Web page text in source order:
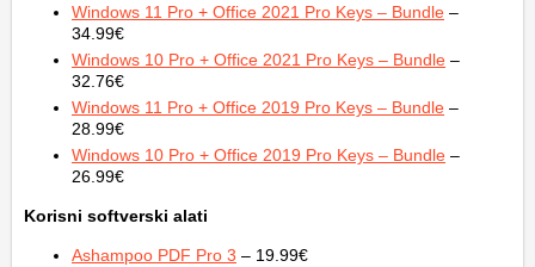
Windows 11 Pro + Office 2021 Pro Keys – Bundle –
34.99€
Windows 10 Pro + Office 2021 Pro Keys – Bundle –
32.76€
Windows 11 Pro + Office 2019 Pro Keys – Bundle –
28.99€
Windows 10 Pro + Office 2019 Pro Keys – Bundle –
26.99€
Korisni softverski alati
Ashampoo PDF Pro 3 – 19.99€